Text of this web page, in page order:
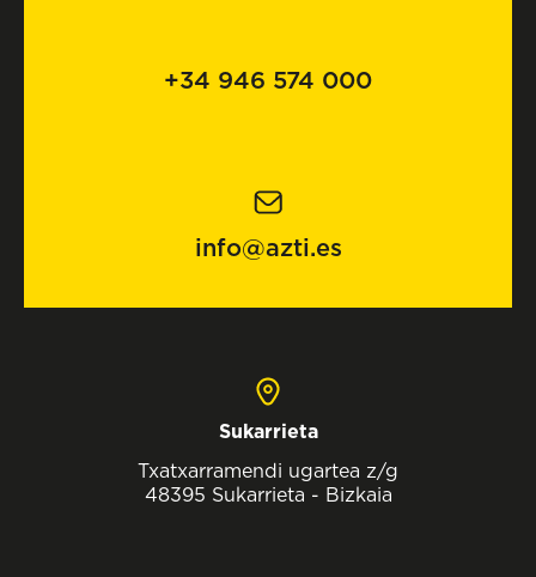
+34 946 574 000
info@azti.es
Sukarrieta
Txatxarramendi ugartea z/g
48395 Sukarrieta - Bizkaia